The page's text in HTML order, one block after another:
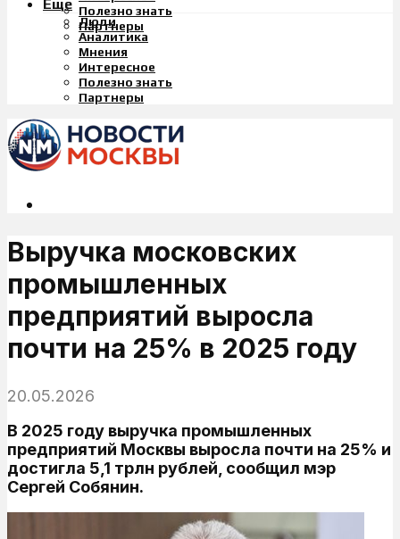
Полезно знать
Партнеры
Еще
Люди
Аналитика
Мнения
Интересное
Полезно знать
Партнеры
Выручка московских
промышленных
предприятий выросла
почти на 25% в 2025 году
20.05.2026
В 2025 году выручка промышленных
предприятий Москвы выросла почти на 25% и
достигла 5,1 трлн рублей, сообщил мэр
Сергей Собянин.